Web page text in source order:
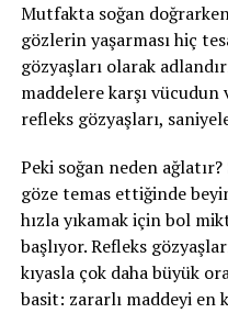
Mutfakta soğan
gözlerin yaşarması hiç
gözyaşları olarak
maddelere karşı
refleks gözyaşları,
Peki soğan neden
göze temas ettiğinde
hızla yıkamak için bol
başlıyor. Refleks
kıyasla çok daha büyük
basit: zararlı maddeyi en